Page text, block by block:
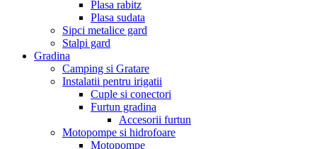
Plasa rabitz
Plasa sudata
Sipci metalice gard
Stalpi gard
Gradina
Camping si Gratare
Instalatii pentru irigatii
Cuple si conectori
Furtun gradina
Accesorii furtun
Motopompe si hidrofoare
Motopompe